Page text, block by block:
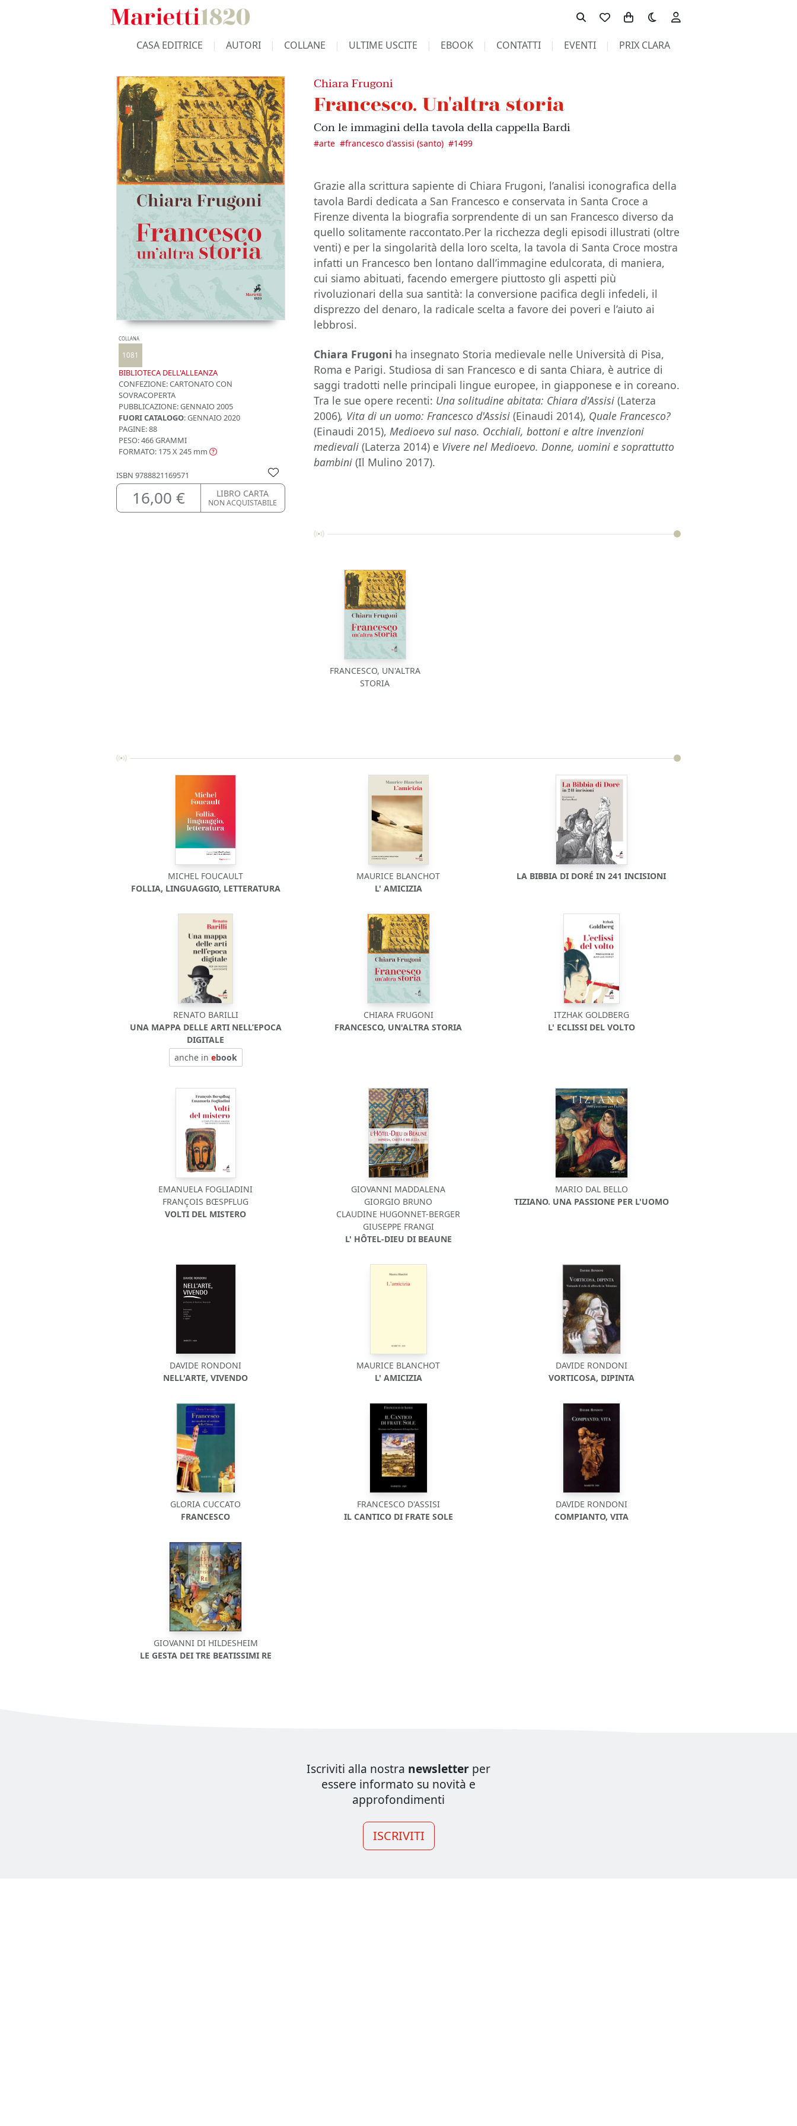
Toggle theme
CASA EDITRICE AUTORI COLLANE ULTIME USCITE EBOOK CONTATTI EVENTI PRIX CLARA
COLLANA
1081
BIBLIOTECA DELL'ALLEANZA
CONFEZIONE:CARTONATO CON
SOVRACOPERTA
PUBBLICAZIONE:GENNAIO 2005
FUORI CATALOGO: GENNAIO 2020
PAGINE: 88
PESO: 466 GRAMMI
FORMATO: 175 X 245 mm
ISBN 9788821169571
16,00 € LIBRO CARTA
NON ACQUISTABILE
Chiara Frugoni
Francesco. Un'altra storia
Con le immagini della tavola della cappella Bardi
#arte #francesco d'assisi (santo) #1499
Grazie alla scrittura sapiente di Chiara Frugoni, l’analisi iconografica della
tavola Bardi dedicata a San Francesco e conservata in Santa Croce a
Firenze diventa la biografia sorprendente di un san Francesco diverso da
quello solitamente raccontato.Per la ricchezza degli episodi illustrati (oltre
venti) e per la singolarità della loro scelta, la tavola di Santa Croce mostra
infatti un Francesco ben lontano dall’immagine edulcorata, di maniera,
cui siamo abituati, facendo emergere piuttosto gli aspetti più
rivoluzionari della sua santità: la conversione pacifica degli infedeli, il
disprezzo del denaro, la radicale scelta a favore dei poveri e l’aiuto ai
lebbrosi.
Chiara Frugoni ha insegnato Storia medievale nelle Università di Pisa,
Roma e Parigi. Studiosa di san Francesco e di santa Chiara, è autrice di
saggi tradotti nelle principali lingue europee, in giapponese e in coreano.
Tra le sue opere recenti: Una solitudine abitata: Chiara d'Assisi (Laterza
2006), Vita di un uomo: Francesco d'Assisi(Einaudi 2014), Quale Francesco?
(Einaudi 2015),Medioevo sul naso. Occhiali, bottoni e altre invenzioni
medievali (Laterza 2014) e Vivere nel Medioevo. Donne, uomini e soprattutto
bambini (Il Mulino 2017).
FRANCESCO, UN'ALTRA
STORIA
MICHEL FOUCAULT
FOLLIA, LINGUAGGIO, LETTERATURA
MAURICE BLANCHOT
L' AMICIZIA
LA BIBBIA DI DORÉ IN 241 INCISIONI
RENATO BARILLI
UNA MAPPA DELLE ARTI NELL’EPOCA
DIGITALE
anche in ebook
CHIARA FRUGONI
FRANCESCO, UN'ALTRA STORIA
ITZHAK GOLDBERG
L' ECLISSI DEL VOLTO
EMANUELA FOGLIADINI
FRANÇOIS BŒSPFLUG
VOLTI DEL MISTERO
GIOVANNI MADDALENA
GIORGIO BRUNO
CLAUDINE HUGONNET-BERGER
GIUSEPPE FRANGI
L' HÔTEL-DIEU DI BEAUNE
MARIO DAL BELLO
TIZIANO. UNA PASSIONE PER L'UOMO
DAVIDE RONDONI
NELL'ARTE, VIVENDO
MAURICE BLANCHOT
L' AMICIZIA
DAVIDE RONDONI
VORTICOSA, DIPINTA
GLORIA CUCCATO
FRANCESCO
FRANCESCO D'ASSISI
IL CANTICO DI FRATE SOLE
DAVIDE RONDONI
COMPIANTO, VITA
GIOVANNI DI HILDESHEIM
LE GESTA DEI TRE BEATISSIMI RE
Iscriviti alla nostra newsletter per
essere informato su novità e
approfondimenti
ISCRIVITI